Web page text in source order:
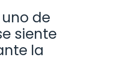
de
siente
la